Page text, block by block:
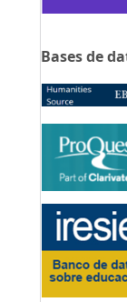
Bases de